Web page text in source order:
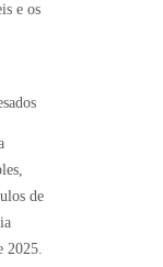
e os
de
2025.